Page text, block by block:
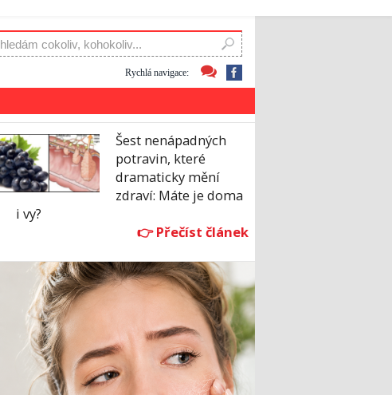
Rychlá navigace:
Šest nenápadných
potravin, které
dramaticky mění
zdraví: Máte je doma
i vy?